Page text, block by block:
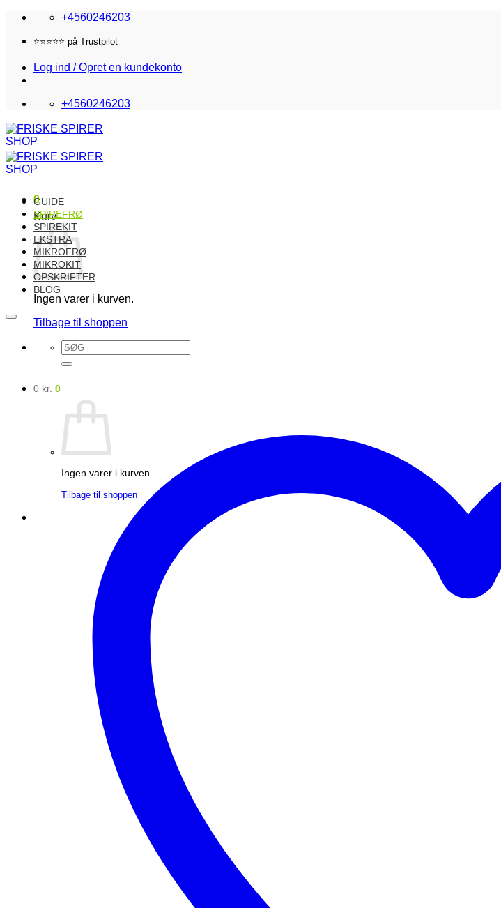
Fortsæt
indhold
+4560246203
Fri fragt i DK over 870,-
Log ind / Opret en kundekonto
+4560246203
0
Kurv
Ingen varer i kurven.
Tilbage til shoppen
Søg
efter:
0 kr. 0
Ingen varer i kurven.
Tilbage til shoppen
GUIDE
SPIREFRØ
SPIREKIT
EKSTRA
MIKROFRØ
MIKROKIT
OPSKRIFTER
BLOG